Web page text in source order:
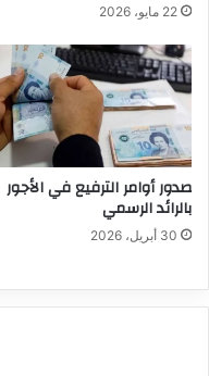
22 مايو، 2026
صدور أوامر الترفيع في الأجور
بالرائد الرسمي
30 أبريل، 2026